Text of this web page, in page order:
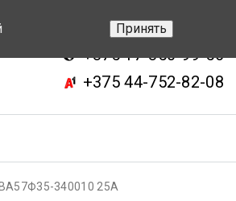
+375 17-343-46-70
+375 17-350-99-56
+375 44-752-82-08
340010 25А
Принять